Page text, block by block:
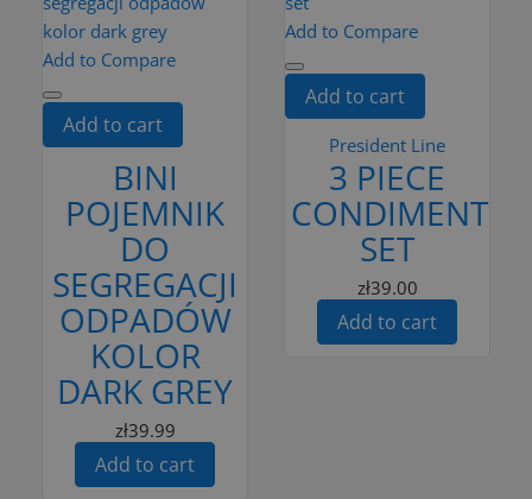
Add to Compare
Add to cart
BINI
POJEMNIK
DO
SEGREGACJI
ODPADÓW
KOLOR
DARK GREY
zł39.99
Add to cart
Add to Compare
Add to cart
President Line
3 PIECE
CONDIMENTS
SET
zł39.00
Add to cart